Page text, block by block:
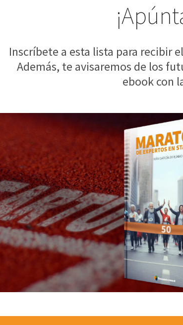
Inscríbete a esta lista para recibir
Además, te avisaremos de los
ebook con